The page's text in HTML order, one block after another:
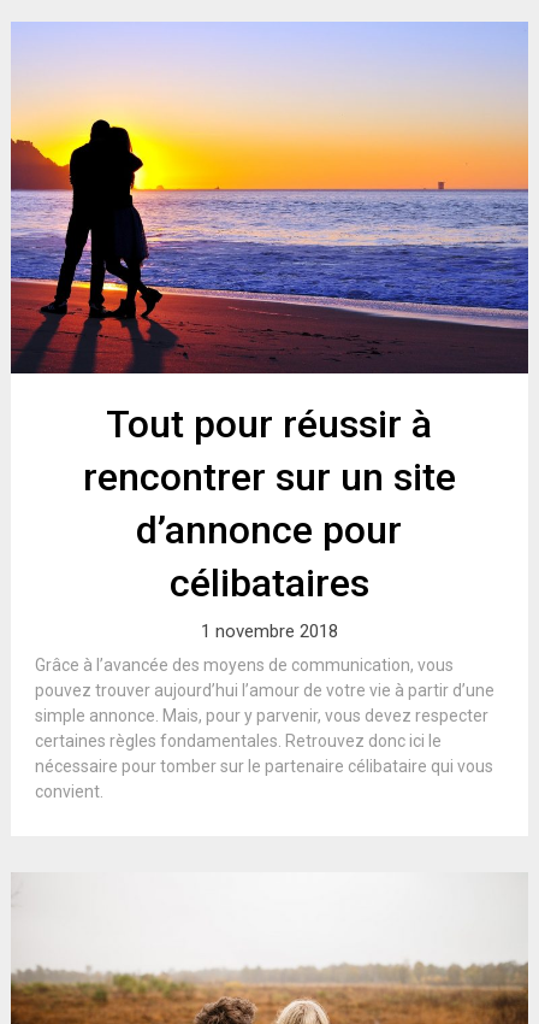
Tout pour réussir à
rencontrer sur un site
d’annonce pour
célibataires
1 novembre 2018
Grâce à l’avancée des moyens de communication, vous
pouvez trouver aujourd’hui l’amour de votre vie à partir d’une
simple annonce. Mais, pour y parvenir, vous devez respecter
certaines règles fondamentales. Retrouvez donc ici le
nécessaire pour tomber sur le partenaire célibataire qui vous
convient.